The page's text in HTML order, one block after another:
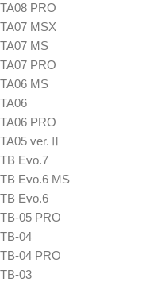
TA08 PRO
TA07 MSX
TA07 MS
TA07 PRO
TA06 MS
TA06
TA06 PRO
TA05 ver.Ⅱ
TB Evo.7
TB Evo.6 MS
TB Evo.6
TB-05 PRO
TB-04
TB-04 PRO
TB-03